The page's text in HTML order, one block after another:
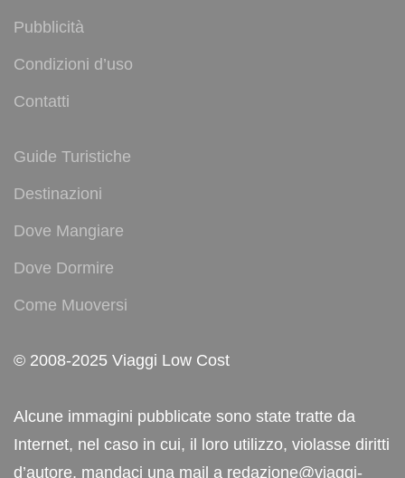
Pubblicità
Condizioni d’uso
Contatti
Guide Turistiche
Destinazioni
Dove Mangiare
Dove Dormire
Come Muoversi
© 2008-2025 Viaggi Low Cost
Alcune immagini pubblicate sono state tratte da
Internet, nel caso in cui, il loro utilizzo, violasse diritti
d’autore, mandaci una mail a redazione@viaggi-